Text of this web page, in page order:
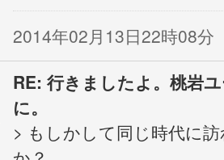
2014年02月13日22時08分
RE: 行きましたよ。桃岩
に。
> もしかして同じ時代に